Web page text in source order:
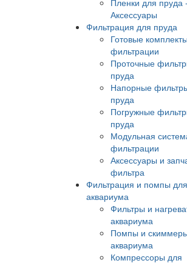
Аксессуары
Фильтрация для пруда
Готовые комплекты
фильтрации
Проточные
пруда
Напорные
пруда
Погружные
пруда
Модульная
фильтрации
Аксессуары и
фильтра
Фильтрация и помпы для
аквариума
Фильтры и
аквариума
Помпы и
аквариума
Компрессоры для